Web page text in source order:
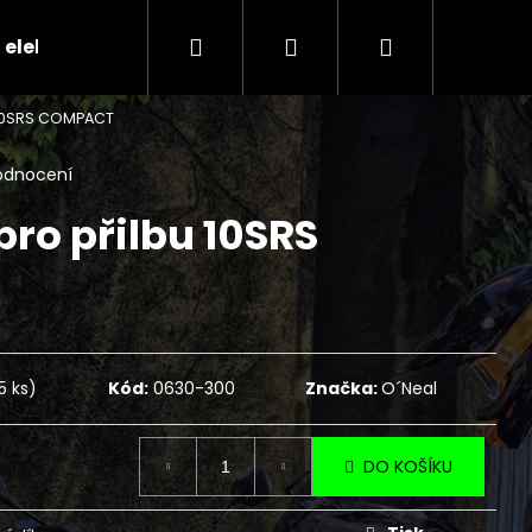
CENÍK SERVISNÍCH ÚKONŮ
Hledat PřihlášeníNákupní
COMPACT
přilbu 10SRS
ks) Kód: 0630-300 Značka:O´Neal
DO KOŠÍKU
Následující